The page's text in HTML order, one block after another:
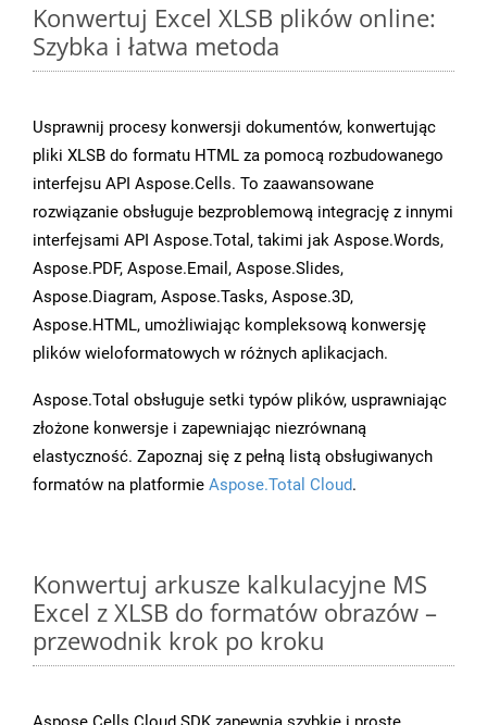
Konwertuj Excel XLSB plików online:
Szybka i łatwa metoda
Usprawnij procesy konwersji dokumentów, konwertując
pliki XLSB do formatu HTML za pomocą rozbudowanego
interfejsu API Aspose.Cells. To zaawansowane
rozwiązanie obsługuje bezproblemową integrację z innymi
interfejsami API Aspose.Total, takimi jak Aspose.Words,
Aspose.PDF, Aspose.Email, Aspose.Slides,
Aspose.Diagram, Aspose.Tasks, Aspose.3D,
Aspose.HTML, umożliwiając kompleksową konwersję
plików wieloformatowych w różnych aplikacjach.
Aspose.Total obsługuje setki typów plików, usprawniając
złożone konwersje i zapewniając niezrównaną
elastyczność. Zapoznaj się z pełną listą obsługiwanych
formatów na platformie Aspose.Total Cloud.
Konwertuj arkusze kalkulacyjne MS
Excel z XLSB do formatów obrazów –
przewodnik krok po kroku